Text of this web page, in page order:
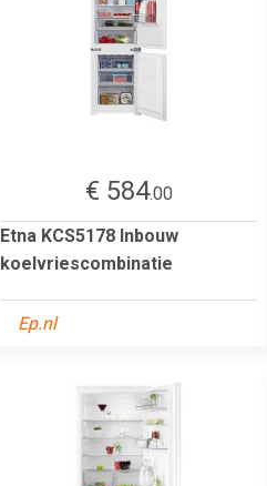
€ 584.00
Etna KCS5178 Inbouw
koelvriescombinatie
Ep.nl